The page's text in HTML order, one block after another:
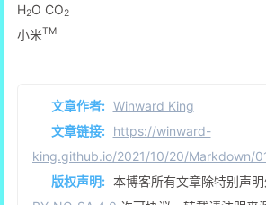
H2O CO2
小米TM
文章作者: Winward King
文章链接: https://winward-
king.github.io/2021/10/20/Markdown/
版权声明: 本博客所有文章除特别声